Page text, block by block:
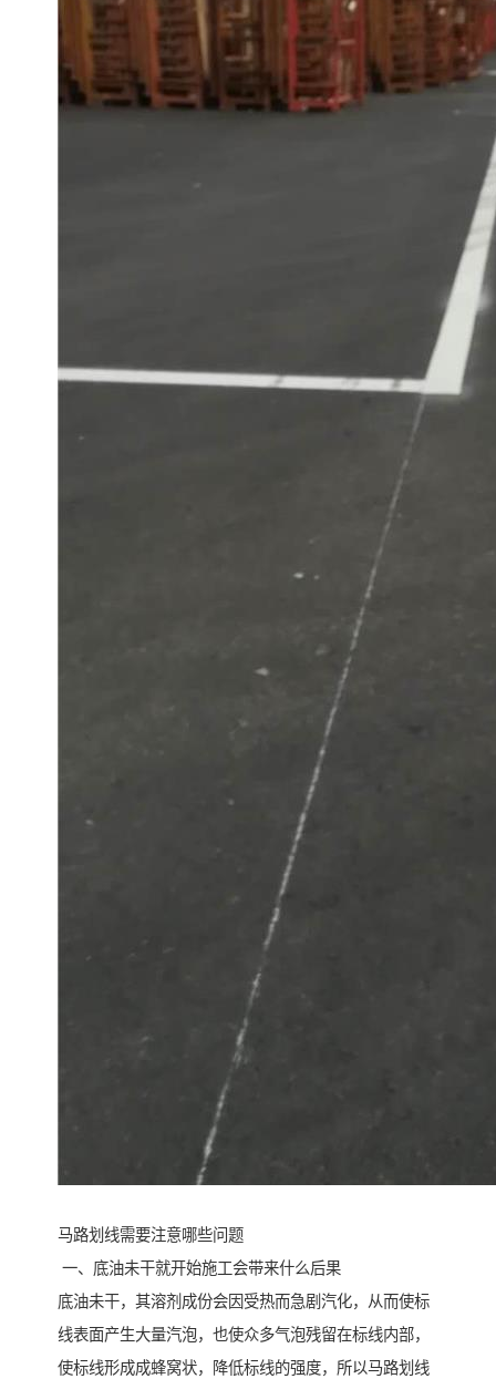
马路划线需要注意哪些问题
一、底油未干就开始施工会带来什么后果
底油未干，其溶剂成份会因受热而急剧汽化，从而使标
线表面产生大量汽泡，也使众多气泡残留在标线内部，
使标线形成成蜂窝状，降低标线的强度，所以马路划线